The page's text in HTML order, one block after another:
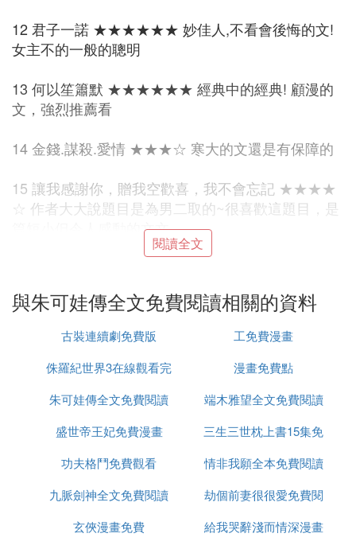
12 君子一諾 ★★★★★★ 妙佳人,不看會後悔的文!
女主不的一般的聰明
13 何以笙簫默 ★★★★★★ 經典中的經典! 顧漫的
文，強烈推薦看
14 金錢.謀殺.愛情 ★★★☆ 寒大的文還是有保障的
15 讓我感謝你，贈我空歡喜，我不會忘記 ★★★★
☆ 作者大大說題目是為男二取的~很喜歡這題目，是
篇短小但令人感動的文文
17 在我一生最猥瑣的時候遇見你 ★★★☆文筆一
般，文章有點小雷，可以消遣看看
18 我們的故事 ★★★★ 只因愛他所以白了滿頭華發
19 歡顏 ★★★★☆ 裡面的很多語句，令人愛不釋手
結局都已完成
Part 1 經典結局He系列(二)
閱讀全文
與朱可娃傳全文免費閱讀相關的資料
古裝連續劇免費版
工免費漫畫
侏羅紀世界3在線觀看完
整免費
漫畫免費點
朱可娃傳全文免費閱讀
端木雅望全文免費閱讀
盛世帝王妃免費漫畫
三生三世枕上書15集免
費觀看
功夫格鬥免費觀看
情非我願全本免費閱讀
九脈劍神全文免費閱讀
劫個前妻很很愛免費閱
讀
玄俠漫畫免費
給我哭辭淺而情深漫畫